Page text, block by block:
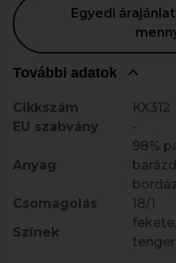
Egyedi
További adatok
Cikkszám
KX312
EU szabvány
-
Anyag
98%
Csomagolás
18/1
Színek